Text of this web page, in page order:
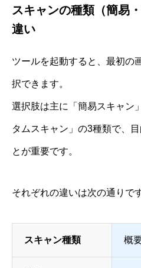
スキャンの種類（簡易
違い
ツールを起動すると、最初の
択できます。
選択肢は主に「簡易スキャン
タムスキャン」の3種類で、
とが重要です。
それぞれの違いは次の通りです
スキャン種類 概